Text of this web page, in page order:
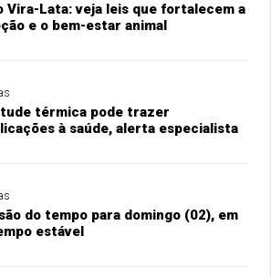
Vira-Lata: veja leis que fortalecem a
e o bem-estar animal
térmica pode trazer
à saúde, alerta especialista
do tempo para domingo (02), em
estável